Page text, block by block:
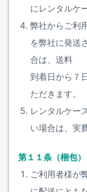
にレンタルケ
弊社からご利
を弊社に発送
合は、送料
到着日から７
ただきます。
レンタルケー
い場合は、実
第１１条（梱包）
ご利用者様が